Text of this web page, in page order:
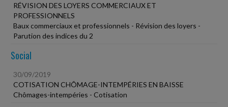
RÉVISION DES LOYERS COMMERCIAUX ET
PROFESSIONNELS
Baux commerciaux et professionnels - Révision des loyers -
Parution des indices du 2
Social
30/09/2019
COTISATION CHÔMAGE-INTEMPÉRIES EN BAISSE
Chômages-intempéries - Cotisation